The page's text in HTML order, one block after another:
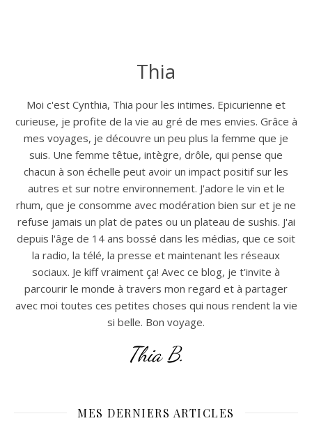
Thia
Moi c'est Cynthia, Thia pour les intimes. Epicurienne et
curieuse, je profite de la vie au gré de mes envies. Grâce à
mes voyages, je découvre un peu plus la femme que je
suis. Une femme têtue, intègre, drôle, qui pense que
chacun à son échelle peut avoir un impact positif sur les
autres et sur notre environnement. J'adore le vin et le
rhum, que je consomme avec modération bien sur et je ne
refuse jamais un plat de pates ou un plateau de sushis. J'ai
depuis l'âge de 14 ans bossé dans les médias, que ce soit
la radio, la télé, la presse et maintenant les réseaux
sociaux. Je kiff vraiment ça! Avec ce blog, je t'invite à
parcourir le monde à travers mon regard et à partager
avec moi toutes ces petites choses qui nous rendent la vie
si belle. Bon voyage.
Thia B.
MES DERNIERS ARTICLES